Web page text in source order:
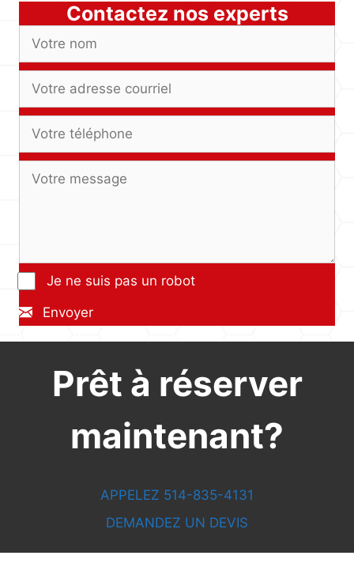
Contactez nos experts
Je ne suis pas un robot
Envoyer
Prêt à réserver
maintenant?
APPELEZ 514-835-4131
DEMANDEZ UN DEVIS